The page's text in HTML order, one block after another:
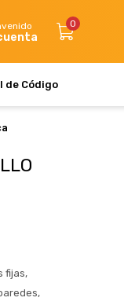
de Código
0
fijas,